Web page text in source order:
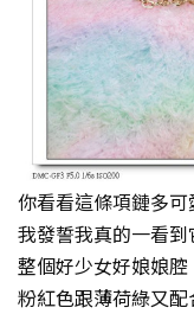
你看看這條項鏈多可
我發誓我真的一看
整個好少女好娘娘腔
粉紅色跟薄荷綠又